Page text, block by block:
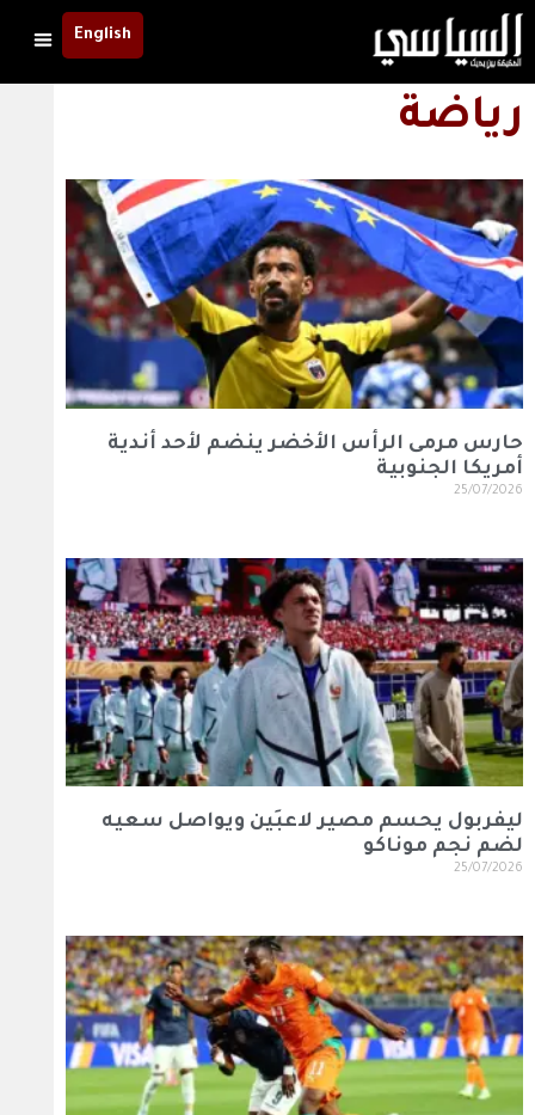
English
رياضة
حارس مرمى الرأس الأخضر ينضم لأحد أندية
أمريكا الجنوبية
25/07/2026
ليفربول يحسم مصير لاعبَين ويواصل سعيه
لضم نجم موناكو
25/07/2026